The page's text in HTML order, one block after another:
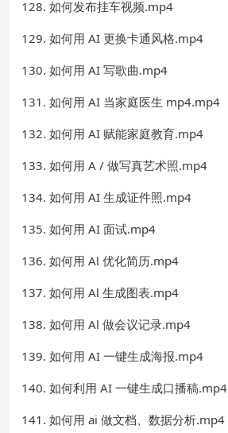
128. 如何发布挂车视频.mp4
129. 如何用 AI 更换卡通风格.mp4
130. 如何用 AI 写歌曲.mp4
131. 如何用 AI 当家庭医生 mp4.mp4
132. 如何用 AI 赋能家庭教育.mp4
133. 如何用 A / 做写真艺术照.mp4
134. 如何用 AI 生成证件照.mp4
135. 如何用 AI 面试.mp4
136. 如何用 Al 优化简历.mp4
137. 如何用 Al 生成图表.mp4
138. 如何用 Al 做会议记录.mp4
139. 如何用 AI 一键生成海报.mp4
140. 如何利用 AI 一键生成口播稿.mp4
141. 如何用 ai 做文档、数据分析.mp4